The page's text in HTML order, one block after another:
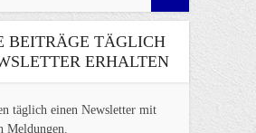
BEITRÄGE TÄGLICH
ERHALTEN
täglich einen Newsletter mit
Meldungen.